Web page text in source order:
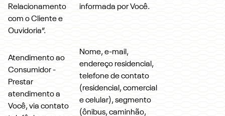
Relacionamento
com o Cliente e
Ouvidoria”.
informada por Você.
Atendimento ao
Consumidor -
Prestar
atendimento a
Você, via contato
Nome, e-mail,
endereço residencial,
telefone de contato
(residencial, comercial
e celular), segmento
(ônibus, caminhão,